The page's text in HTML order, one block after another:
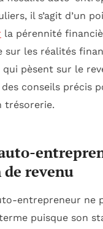
il s’agit d’un
la pérennité
sur les réalités
pèsent sur le
conseils précis
trésorerie.
revenu
entrepreneur ne
puisque son